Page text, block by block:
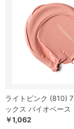
ライトピンク (810)
ックス バイオベース
￥1,062